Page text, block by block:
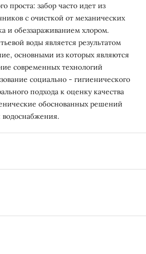
проста: забор часто идет из
с очисткой от механических
и обеззараживанием хлором.
воды является результатом
основными из которых являются
современных технологий
социально - гигиенического
подхода к оценку качества
обоснованных решений
водоснабжения.